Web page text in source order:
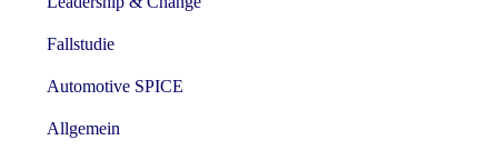
Fallstudie
Automotive SPICE
Allgemein